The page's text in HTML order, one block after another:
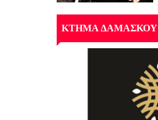
ΚΤΗΜΑ ΔΑΜΑΣΚΟΥ